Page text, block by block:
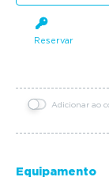
Reservar
Adicionar ao
Equipamento